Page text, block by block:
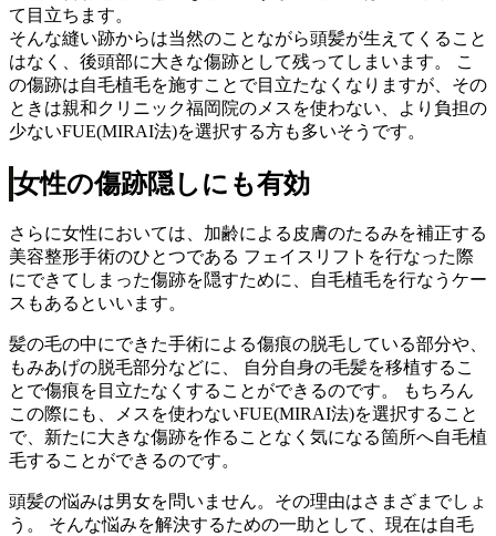
て目立ちます。
そんな縫い跡からは当然のことながら頭髪が生えてくること
はなく、後頭部に大きな傷跡として残ってしまいます。 こ
の傷跡は自毛植毛を施すことで目立たなくなりますが、その
ときは親和クリニック福岡院のメスを使わない、より負担の
少ないFUE(MIRAI法)を選択する方も多いそうです。
女性の傷跡隠しにも有効
さらに女性においては、加齢による皮膚のたるみを補正する
美容整形手術のひとつである フェイスリフトを行なった際
にできてしまった傷跡を隠すために、自毛植毛を行なうケー
スもあるといいます。
髪の毛の中にできた手術による傷痕の脱毛している部分や、
もみあげの脱毛部分などに、 自分自身の毛髪を移植するこ
とで傷痕を目立たなくすることができるのです。 もちろん
この際にも、メスを使わないFUE(MIRAI法)を選択すること
で、新たに大きな傷跡を作ることなく気になる箇所へ自毛植
毛することができるのです。
頭髪の悩みは男女を問いません。その理由はさまざまでしょ
う。 そんな悩みを解決するための一助として、現在は自毛